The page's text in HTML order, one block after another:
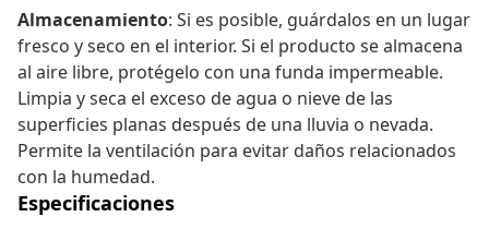
Almacenamiento: Si es posible, guárdalos en un lugar
fresco y seco en el interior. Si el producto se almacena
al aire libre, protégelo con una funda impermeable.
Limpia y seca el exceso de agua o nieve de las
superficies planas después de una lluvia o nevada.
Permite la ventilación para evitar daños relacionados
con la humedad.
Especificaciones